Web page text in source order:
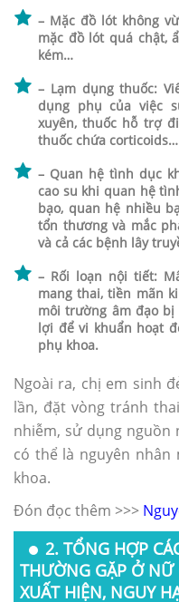
– Mặc đồ lót không
mặc đồ lót quá chật,
kém…
– Lạm dụng thuốc:
dụng phụ của việc
xuyên, thuốc hỗ trợ
thuốc chứa corticoids…
– Quan hệ tình dục
cao su khi quan hệ
bạo, quan hệ nhiều
tổn thương và mắc
và cả các bệnh lây
– Rối loạn nội tiết:
mang thai, tiền mãn
môi trường âm đạo
lợi để vi khuẩn hoạt
phụ khoa.
Ngoài ra, chị em sinh
lần, đặt vòng tránh
nhiễm, sử dụng nguồn
có thể là nguyên nhân
khoa.
Đón đọc thêm >>>
2. TỔNG HỢP
THƯỜNG GẶP Ở NỮ
XUẤT HIỆN, NGUY